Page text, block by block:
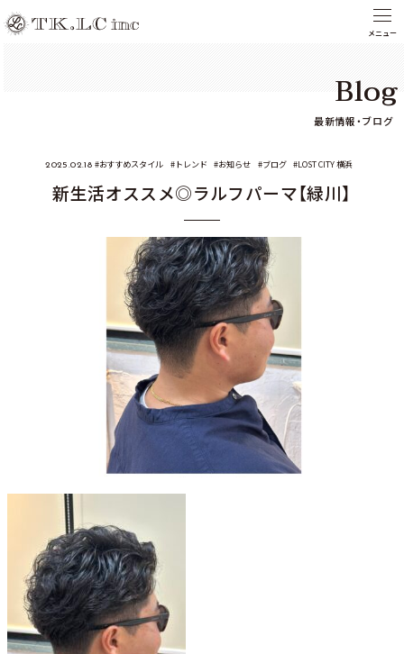
Blog
最新情報・ブログ
2025.02.18 おすすめスタイル トレンド お知らせ ブログ LOST CITY 横浜
新生活オススメ◎ラルフパーマ【緑川】